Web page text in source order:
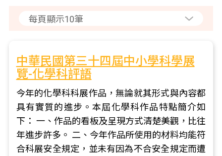
中華民國第三十四屆中小學科學展
覽-化學科評語
今年的化學科科展作品，無論就其形式與內容都
具有實質的進步。本屆化學科作品特點簡介如
下： 一、作品的看板及呈現方式清楚美觀，比往
年進步許多。 二、今年作品所使用的材料均能符
合科展安全規定，並未有因為不合安全規定而遭